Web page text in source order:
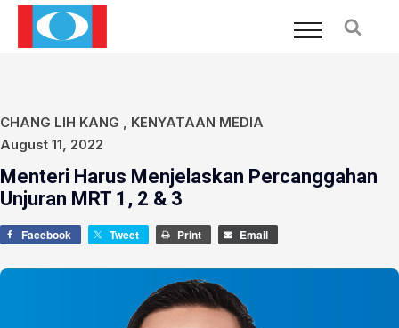
CHANG LIH KANG , KENYATAAN MEDIA
August 11, 2022
Menteri Harus Menjelaskan Percanggahan
Unjuran MRT 1, 2 & 3
Facebook Tweet Print Email